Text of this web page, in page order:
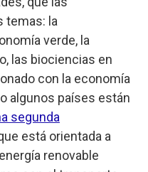
temas: la
verde, la
las biociencias en
con la economía
algunos países están
segunda
está orientada a
renovable